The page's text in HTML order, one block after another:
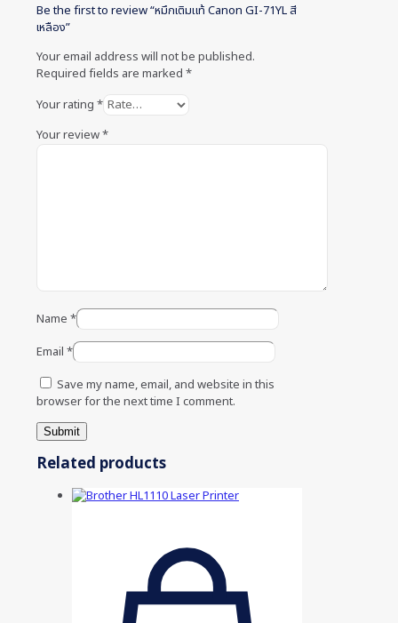
Be the first to review “หมึกเติมแท้ Canon GI-71YL สี
เหลือง”
Your email address will not be published.
Required fields are marked *
Your rating *
Your review*
Name *
Email *
Save my name, email, and website in this
browser for the next time I comment.
Related products